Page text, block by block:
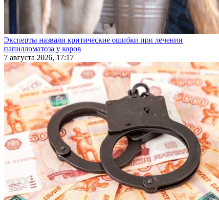
Эксперты назвали критические ошибки при лечении
папилломатоза у коров
7 августа 2026, 17:17